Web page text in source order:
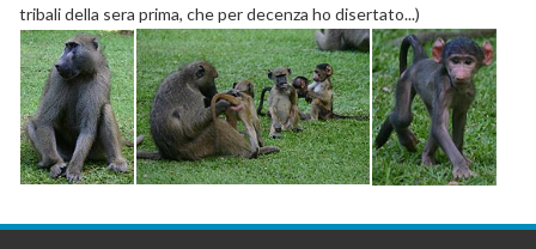
tribali della sera prima, che per decenza ho disertato...)